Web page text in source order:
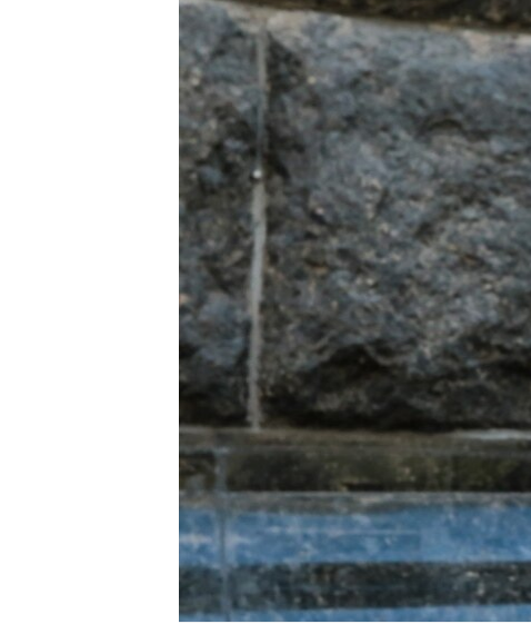
УКРАЇНСЬКА ПРОБЛЕМА КРИМУ